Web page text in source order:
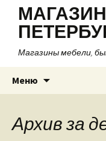
Магазины мебели,
Меню
содержимому
Архив за